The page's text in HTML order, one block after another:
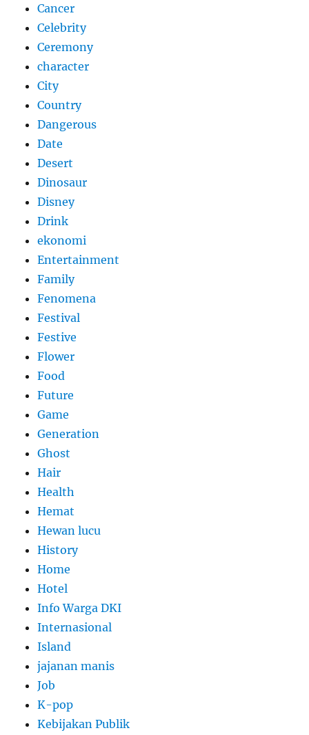
Cancer
Celebrity
Ceremony
character
City
Country
Dangerous
Date
Desert
Dinosaur
Disney
Drink
ekonomi
Entertainment
Family
Fenomena
Festival
Festive
Flower
Food
Future
Game
Generation
Ghost
Hair
Health
Hemat
Hewan lucu
History
Home
Hotel
Info Warga DKI
Internasional
Island
jajanan manis
Job
K-pop
Kebijakan Publik